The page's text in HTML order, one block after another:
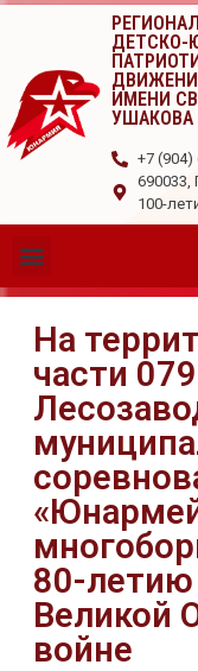
ДЕТСКО-
ИМЕНИ
УШАКОВА
+7 (904)
690033,
100-
На
части
80-
Великой
войне